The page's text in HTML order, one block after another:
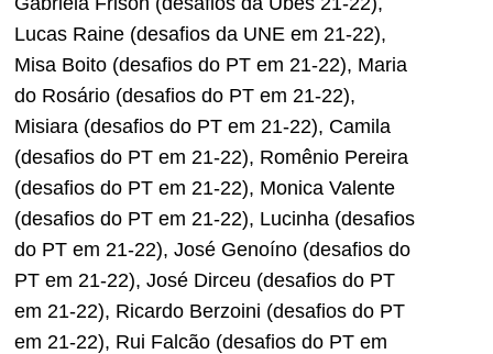
Lucas Raine (desafios da UNE em 21-22),
Misa Boito (desafios do PT em 21-22), Maria
do Rosário (desafios do PT em 21-22),
Misiara (desafios do PT em 21-22), Camila
(desafios do PT em 21-22), Romênio Pereira
(desafios do PT em 21-22), Monica Valente
(desafios do PT em 21-22), Lucinha (desafios
do PT em 21-22), José Genoíno (desafios do
PT em 21-22), José Dirceu (desafios do PT
em 21-22), Ricardo Berzoini (desafios do PT
em 21-22), Rui Falcão (desafios do PT em